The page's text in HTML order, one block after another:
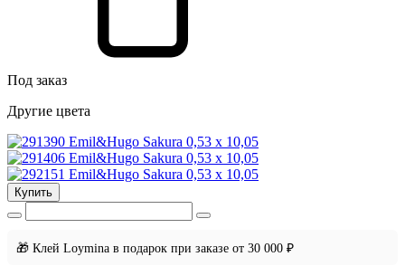
Под заказ
Другие цвета
Купить
🎁 Клей Loymina в подарок при заказе от 30 000 ₽